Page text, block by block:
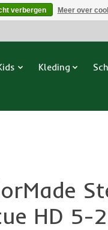
Kleding
HD
verbergen Meer over